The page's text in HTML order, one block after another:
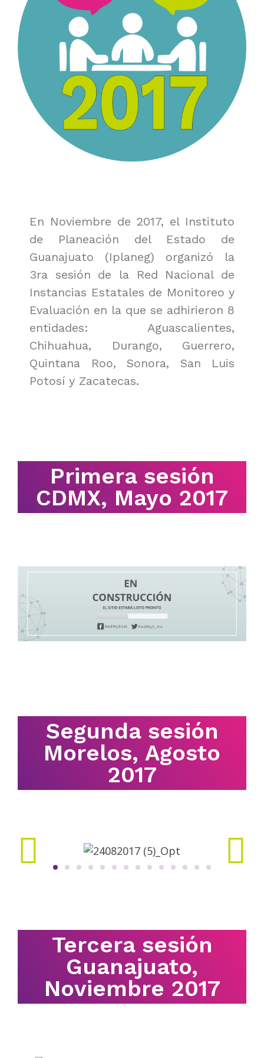
En Noviembre de 2017, el Instituto
de Planeación del Estado de
Guanajuato (Iplaneg) organizó la
3ra sesión de la Red Nacional de
Instancias Estatales de Monitoreo y
Evaluación en la que se adhirieron 8
entidades: Aguascalientes,
Chihuahua, Durango, Guerrero,
Quintana Roo, Sonora, San Luis
Potosí y Zacatecas.
Primera sesión
CDMX, Mayo 2017
Segunda sesión
Morelos, Agosto
2017
Tercera sesión
Guanajuato,
Noviembre 2017